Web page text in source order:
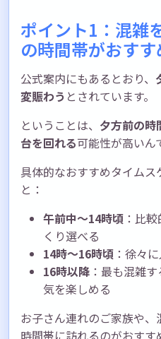
ポイント1：混雑
の時間帯がおすす
公式案内にもあるとおり、
変賑わう とされています。
ということは、 夕方前の時
台を回れる可能性が高いん
具体的なおすすめタイム
と：
午前中〜14時頃 ：比
くり選べる
14時〜16時頃 ：徐々
16時以降 ：最も混雑
気を楽しめる
お子さん連れのご家族や
時間帯に訪れるのがおすす